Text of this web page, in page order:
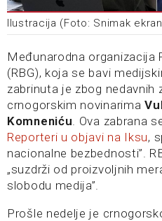
Ilustracija (Foto: Snimak
Međunarodna organizacija
(RBG), koja se bavi
zabrinuta je zbog nedavnih
crnogorskim novinarima
Komneniću . Ova zabrana
Reporteri u objavi na Iksu,
nacionalne bezbednosti”.
„suzdrži od proizvoljnih
slobodu medija”.
Prošle nedelje je